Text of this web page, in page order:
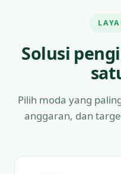
Solusi
Pilih moda yang
anggaran, dan